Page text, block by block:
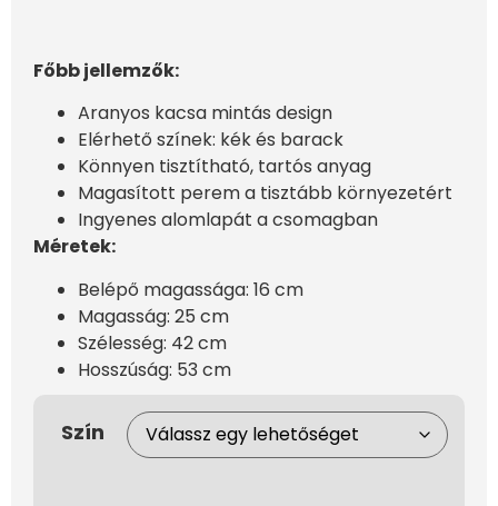
Főbb jellemzők:
Aranyos kacsa mintás design
Elérhető színek: kék és barack
Könnyen tisztítható, tartós anyag
Magasított perem a tisztább környezetért
Ingyenes alomlapát a csomagban
Méretek:
Belépő magassága: 16 cm
Magasság: 25 cm
Szélesség: 42 cm
Hosszúság: 53 cm
Szín